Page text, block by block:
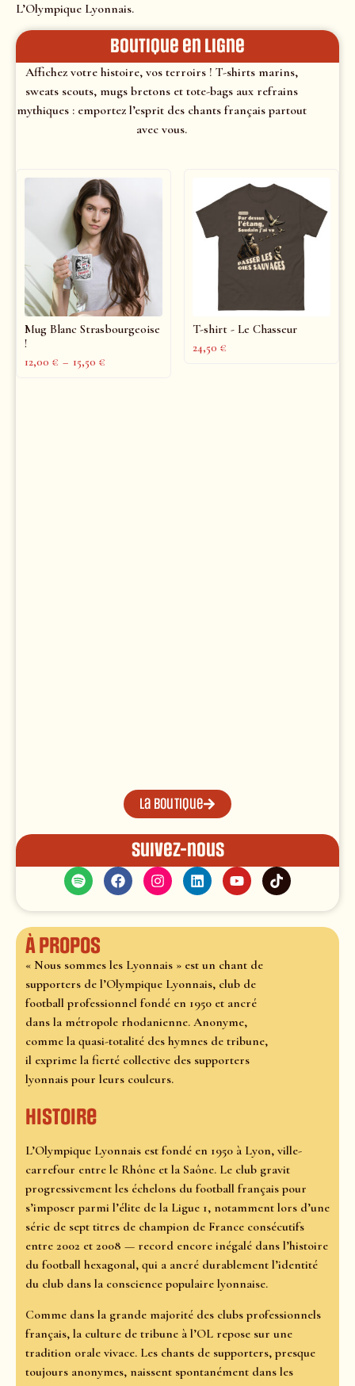
L’Olympique Lyonnais.
Boutique en ligne
Affichez votre histoire, vos terroirs ! T-shirts marins,
sweats scouts, mugs bretons et tote-bags aux refrains
mythiques : emportez l’esprit des chants français partout
avec vous.
Mug Blanc Strasbourgeoise
!
12,00 € – 15,50 €
T-shirt - Le Chasseur
24,50 €
La boutique
Suivez-nous
À propos
« Nous sommes les Lyonnais » est un chant de
supporters de l’Olympique Lyonnais, club de
football professionnel fondé en 1950 et ancré
dans la métropole rhodanienne. Anonyme,
comme la quasi-totalité des hymnes de tribune,
il exprime la fierté collective des supporters
lyonnais pour leurs couleurs.
Histoire
L’Olympique Lyonnais est fondé en 1950 à Lyon, ville-
carrefour entre le Rhône et la Saône. Le club gravit
progressivement les échelons du football français pour
s’imposer parmi l’élite de la Ligue 1, notamment lors d’une
série de sept titres de champion de France consécutifs
entre 2002 et 2008 — record encore inégalé dans l’histoire
du football hexagonal, qui a ancré durablement l’identité
du club dans la conscience populaire lyonnaise.
Comme dans la grande majorité des clubs professionnels
français, la culture de tribune à l’OL repose sur une
tradition orale vivace. Les chants de supporters, presque
toujours anonymes, naissent spontanément dans les